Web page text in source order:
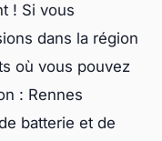
! Si vous
dans la région
où vous pouvez
: Rennes
batterie et de